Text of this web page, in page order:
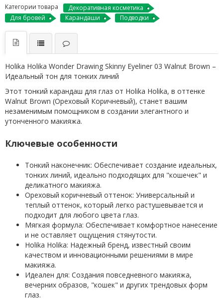
Категории товара
Декоративная косметика
Для бровей
Карандаши Подводки
Holika Holika Wonder Drawing Skinny Eyeliner 03 Walnut Brown –
Идеальный тон для тонких линий
Этот тонкий карандаш для глаз от Holika Holika, в оттенке
Walnut Brown (Ореховый Коричневый), станет вашим
незаменимым помощником в создании элегантного и
утонченного макияжа.
Ключевые особенности
Тонкий наконечник: Обеспечивает создание идеальных,
тонких линий, идеально подходящих для "кошечек" и
деликатного макияжа.
Ореховый коричневый оттенок: Универсальный и
теплый оттенок, который легко растушевывается и
подходит для любого цвета глаз.
Мягкая формула: Обеспечивает комфортное нанесение
и не оставляет ощущения стянутости.
Holika Holika: Надежный бренд, известный своим
качеством и инновационными решениями в мире
макияжа.
Идеален для: Создания повседневного макияжа,
вечерних образов, "кошек" и других трендовых форм
глаз.